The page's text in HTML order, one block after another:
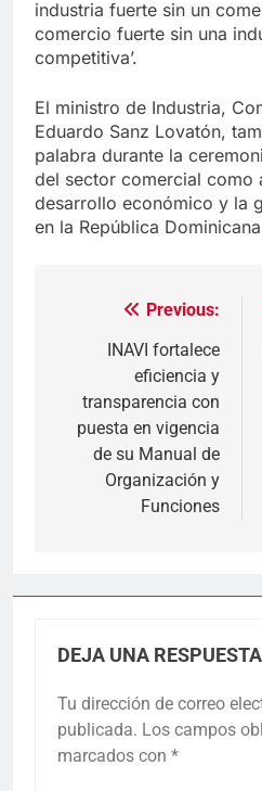
industria fuerte sin un
comercio fuerte sin una
competitiva’.
El ministro de Industria,
Eduardo Sanz Lovatón,
palabra durante la
del sector comercial como
desarrollo económico y la
en la República
Navegación
entradas
Previous:
INAVI fortalece
eficiencia y
transparencia con
puesta en vigencia
de su Manual de
Organización y
Funciones
DEJA UNA RESPUESTA
Tu dirección de correo
publicada. Los campos
marcados con *